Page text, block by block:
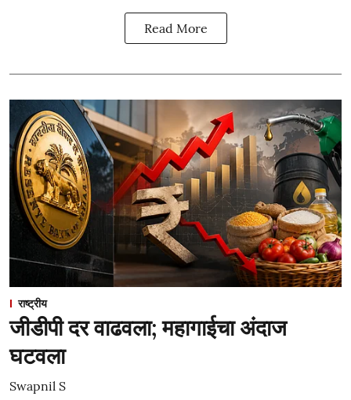
Read More
राष्ट्रीय
जीडीपी दर वाढवला; महागाईचा अंदाज
घटवला
Swapnil S